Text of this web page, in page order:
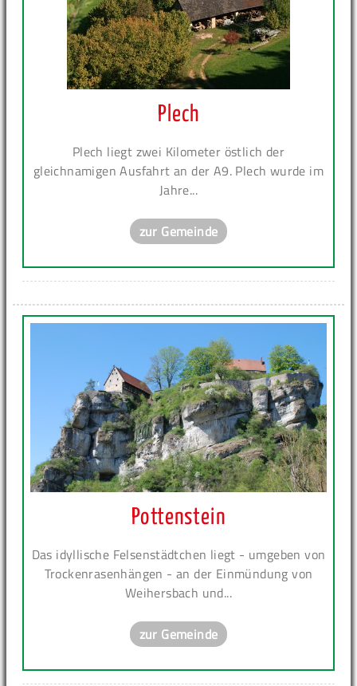
Plech
Plech liegt zwei Kilometer östlich der
gleichnamigen Ausfahrt an der A9. Plech wurde im
Jahre...
zur Gemeinde
Pottenstein
Das idyllische Felsenstädtchen liegt - umgeben von
Trockenrasenhängen - an der Einmündung von
Weihersbach und...
zur Gemeinde